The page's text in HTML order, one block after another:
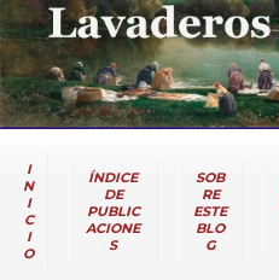
I
N
I
C
I
O
ÍNDICE
DE
PUBLIC
ACIONE
S
SOB
RE
ESTE
BLO
G